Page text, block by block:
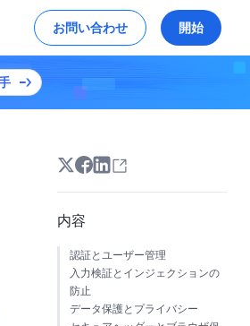
試す
で「リバース：1999」のリリース
お問い合わせ 開始
内容
認証とユーザー管理
入力検証とインジェクションの
防止
データ保護とプライバシー